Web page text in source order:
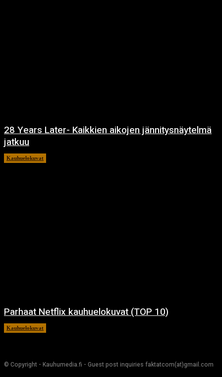
28 Years Later- Kaikkien aikojen jännitysnäytelmä
jatkuu
Kauhuelokuvat
Parhaat Netflix kauhuelokuvat (TOP 10)
Kauhuelokuvat
© Copyright - Kauhumedia.fi - Guest post inquiries faktatcom(at)gmail.com